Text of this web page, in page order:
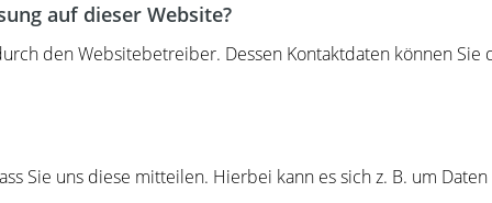
auf dieser Website?
den Websitebetreiber. Dessen Kontaktdaten können
Sie uns diese mitteilen. Hierbei kann es sich z. B. um